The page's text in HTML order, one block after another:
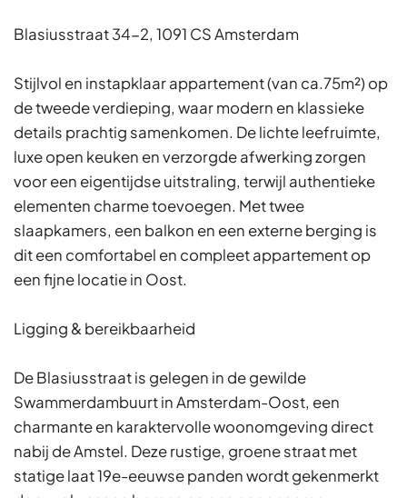
Blasiusstraat 34-2, 1091 CS Amsterdam
Stijlvol en instapklaar appartement (van ca.75m²) op
de tweede verdieping, waar modern en klassieke
details prachtig samenkomen. De lichte leefruimte,
luxe open keuken en verzorgde afwerking zorgen
voor een eigentijdse uitstraling, terwijl authentieke
elementen charme toevoegen. Met twee
slaapkamers, een balkon en een externe berging is
dit een comfortabel en compleet appartement op
een fijne locatie in Oost.
Ligging & bereikbaarheid
De Blasiusstraat is gelegen in de gewilde
Swammerdambuurt in Amsterdam-Oost, een
charmante en karaktervolle woonomgeving direct
nabij de Amstel. Deze rustige, groene straat met
statige laat 19e-eeuwse panden wordt gekenmerkt